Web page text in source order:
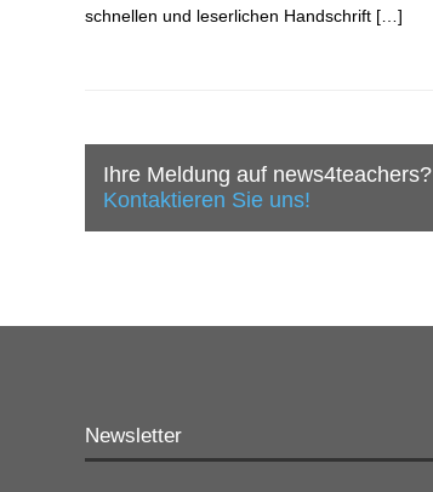
schnellen und leserlichen Handschrift […]
Ihre Meldung auf news4teachers?
Kontaktieren Sie uns!
Newsletter